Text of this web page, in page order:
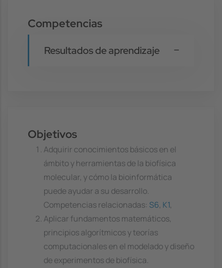
Competencias
Resultados de aprendizaje
Objetivos
Adquirir conocimientos básicos en el
ámbito y herramientas de la biofísica
molecular, y cómo la bioinformática
puede ayudar a su desarrollo.
Competencias relacionadas: S6, K1,
Aplicar fundamentos matemáticos,
principios algorítmicos y teorías
computacionales en el modelado y diseño
de experimentos de biofísica.